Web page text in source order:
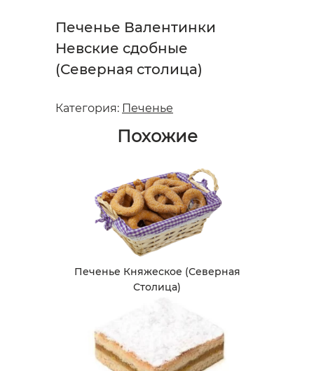
Печенье Валентинки
Невские сдобные
(Северная столица)
Категория: Печенье
Похожие
Печенье Княжеское (Северная
Столица)